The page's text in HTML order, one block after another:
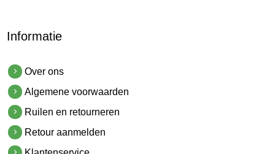
Informatie
Over ons
Algemene voorwaarden
Ruilen en retourneren
Retour aanmelden